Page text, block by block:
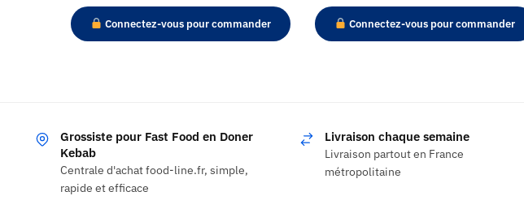
Connectez-vous pour commander Connectez-vous pour commander
Grossiste pour Fast Food en Doner
Kebab
Centrale d'achat food-line.fr, simple,
rapide et efficace
Livraison chaque semaine
Livraison partout en France
métropolitaine